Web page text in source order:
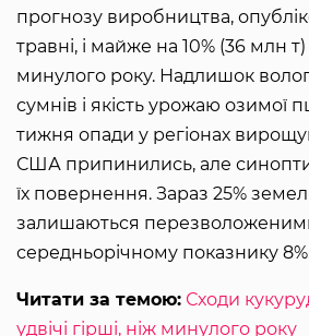
прогнозу виробництва,
травні, і майже на 10% (36 млн
минулого року. Надлишок
сумнів і якість урожаю озимої
тижня опади у регіонах
США припинились, але
їх повернення. Зараз 25%
залишаються
середньорічному показнику
Читати за темою: Сходи
удвічі гірші, ніж минулого року